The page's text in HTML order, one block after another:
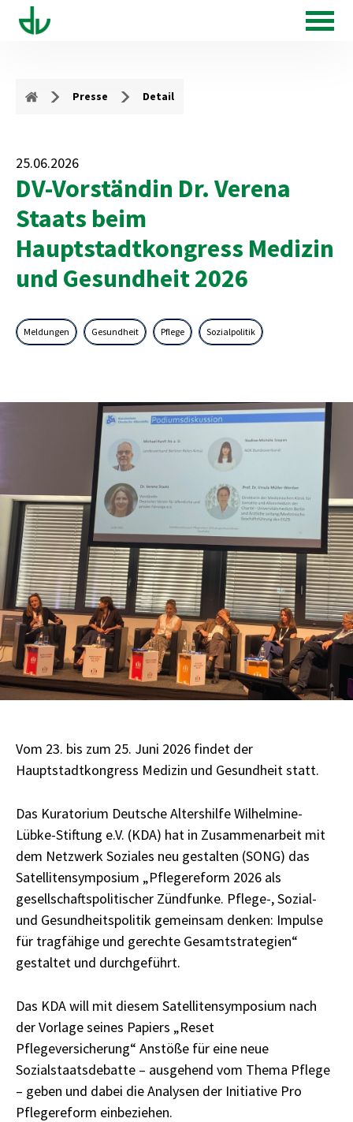
Presse Detail
25.06.2026
DV-Vorständin Dr. Verena
Staats beim
Hauptstadtkongress Medizin
und Gesundheit 2026
Meldungen Gesundheit Pflege Sozialpolitik
Vom 23. bis zum 25. Juni 2026 findet der
Hauptstadtkongress Medizin und Gesundheit statt.
Das Kuratorium Deutsche Altershilfe Wilhelmine-
Lübke-Stiftung e.V. (KDA) hat in Zusammenarbeit mit
dem Netzwerk Soziales neu gestalten (SONG) das
Satellitensymposium „Pflegereform 2026 als
gesellschaftspolitischer Zündfunke. Pflege-, Sozial-
und Gesundheitspolitik gemeinsam denken: Impulse
für tragfähige und gerechte Gesamtstrategien“
gestaltet und durchgeführt.
Das KDA will mit diesem Satellitensymposium nach
der Vorlage seines Papiers „Reset
Pflegeversicherung“ Anstöße für eine neue
Sozialstaatsdebatte – ausgehend vom Thema Pflege
– geben und dabei die Analysen der Initiative Pro
Pflegereform einbeziehen.